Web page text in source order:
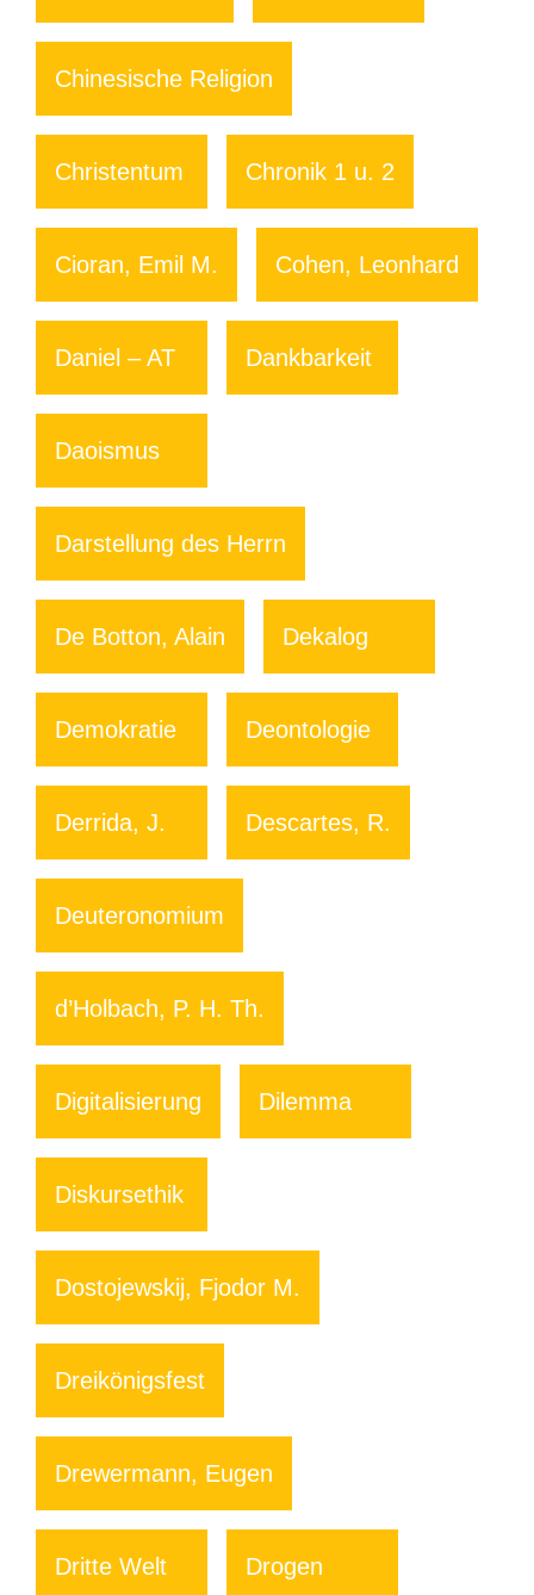
Chinesische Religion
Christentum Chronik 1 u. 2
Cioran, Emil M. Cohen, Leonhard
Daniel – AT Dankbarkeit
Daoismus
Darstellung des Herrn
De Botton, Alain Dekalog
Demokratie Deontologie
Derrida, J. Descartes, R.
Deuteronomium
d’Holbach, P. H. Th.
Digitalisierung Dilemma
Diskursethik
Dostojewskij, Fjodor M.
Dreikönigsfest
Drewermann, Eugen
Dritte Welt Drogen